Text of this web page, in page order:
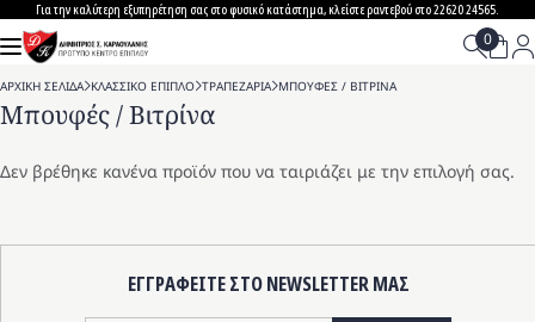
to
content
Για την καλύτερη εξυπηρέτηση σας στο φυσικό κατάστημα, κλείστε ραντεβού στο 22620 24565.
ΑΡΧΙΚΗ ΣΕΛΙΔΑ>ΚΛΑΣΣΙΚΟ ΕΠΙΠΛΟ>ΤΡΑΠΕΖΑΡΙΑ>ΜΠΟΥΦΕΣ / ΒΙΤΡΙΝΑ
Μπουφές / Βιτρίνα
Δεν βρέθηκε κανένα προϊόν που να ταιριάζει με την επιλογή σας.
ΕΓΓΡΑΦΕΙΤΕ ΣΤΟ NEWSLETTER ΜΑΣ